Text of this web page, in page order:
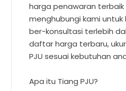
harga penawaran terbaik
menghubungi kami
ber-konsultasi terlebih
daftar harga terbaru,
PJU sesuai kebutuhan
Apa itu Tiang PJU?